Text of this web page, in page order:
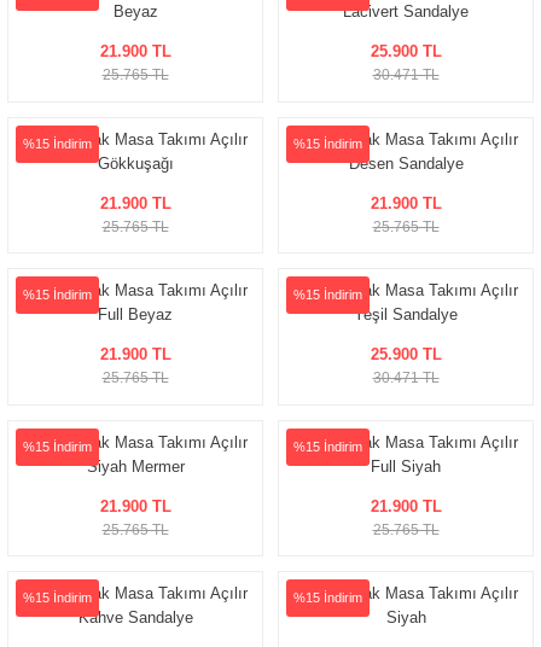
Beyaz
21.900 TL
25.765 TL
Lacivert Sandalye
25.900 TL
30.471 TL
%15 İndirim
Nara Mutfak Masa Takımı Açılır
Gökkuşağı
21.900 TL
25.765 TL
%15 İndirim
Nara Mutfak Masa Takımı Açılır
Desen Sandalye
21.900 TL
25.765 TL
%15 İndirim
Nara Mutfak Masa Takımı Açılır
Full Beyaz
21.900 TL
25.765 TL
%15 İndirim
Nara Mutfak Masa Takımı Açılır
Yeşil Sandalye
25.900 TL
30.471 TL
%15 İndirim
Nara Mutfak Masa Takımı Açılır
Siyah Mermer
21.900 TL
25.765 TL
%15 İndirim
Nara Mutfak Masa Takımı Açılır
Full Siyah
21.900 TL
25.765 TL
%15 İndirim
Nara Mutfak Masa Takımı Açılır
Kahve Sandalye
%15 İndirim
Nara Mutfak Masa Takımı Açılır
Siyah